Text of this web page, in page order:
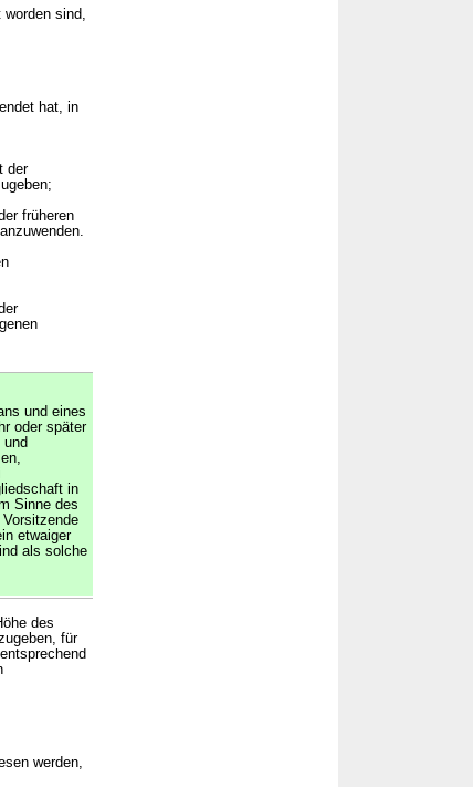
worden sind,
hat, in
der
früheren
und eines
oder später
in
Sinne des
etwaiger
als solche
des
für
werden,